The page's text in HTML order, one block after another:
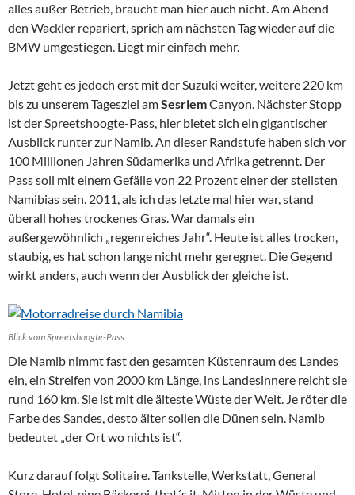
alles außer Betrieb, braucht man hier auch nicht. Am Abend
den Wackler repariert, sprich am nächsten Tag wieder auf die
BMW umgestiegen. Liegt mir einfach mehr.
Jetzt geht es jedoch erst mit der Suzuki weiter, weitere 220 km
bis zu unserem Tagesziel amSesriemCanyon. Nächster Stopp
ist der Spreetshoogte-Pass, hier bietet sich ein gigantischer
Ausblick runter zur Namib. An dieser Randstufe haben sich vor
100 Millionen Jahren Südamerika und Afrika getrennt. Der
Pass soll mit einem Gefälle von 22 Prozent einer der steilsten
Namibias sein. 2011, als ich das letzte mal hier war, stand
überall hohes trockenes Gras. War damals ein
außergewöhnlich „regenreiches Jahr“. Heute ist alles trocken,
staubig, es hat schon lange nicht mehr geregnet. Die Gegend
wirkt anders, auch wenn der Ausblick der gleiche ist.
Blick vom Spreetshoogte-Pass
Die Namib nimmt fast den gesamten Küstenraum des Landes
ein, ein Streifen von 2000 km Länge, ins Landesinnere reicht sie
rund 160 km. Sie ist mit die älteste Wüste der Welt. Je röter die
Farbe des Sandes, desto älter sollen die Dünen sein. Namib
bedeutet „der Ort wo nichts ist“.
Kurz darauf folgt Solitaire. Tankstelle, Werkstatt, General